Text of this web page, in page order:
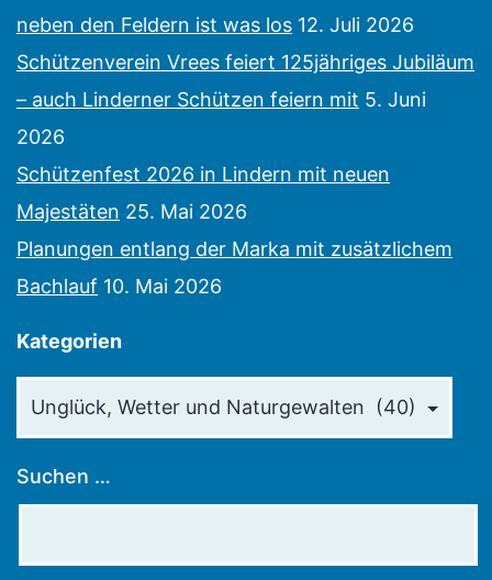
neben den Feldern ist was los 12. Juli 2026
Schützenverein Vrees feiert 125jähriges Jubiläum
– auch Linderner Schützen feiern mit 5. Juni
2026
Schützenfest 2026 in Lindern mit neuen
Majestäten 25. Mai 2026
Planungen entlang der Marka mit zusätzlichem
Bachlauf 10. Mai 2026
Kategorien
Suchen …